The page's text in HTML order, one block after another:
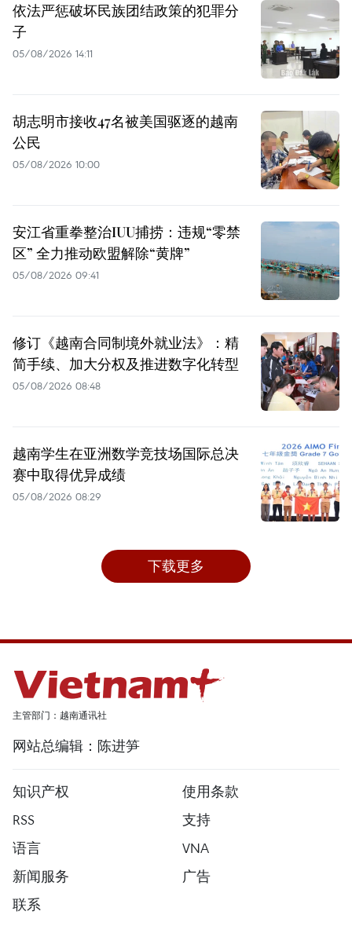
依法严惩破坏民族团结政策的犯罪分
子
05/08/2026 14:11
胡志明市接收47名被美国驱逐的越南
公民
05/08/2026 10:00
安江省重拳整治IUU捕捞：违规“零禁
区” 全力推动欧盟解除“黄牌”
05/08/2026 09:41
修订《越南合同制境外就业法》：精
简手续、加大分权及推进数字化转型
05/08/2026 08:48
越南学生在亚洲数学竞技场国际总决
赛中取得优异成绩
05/08/2026 08:29
下载更多
主管部门：越南通讯社
网站总编辑：陈进笋
知识产权
使用条款
RSS
支持
语言
VNA
新闻服务
广告
联系